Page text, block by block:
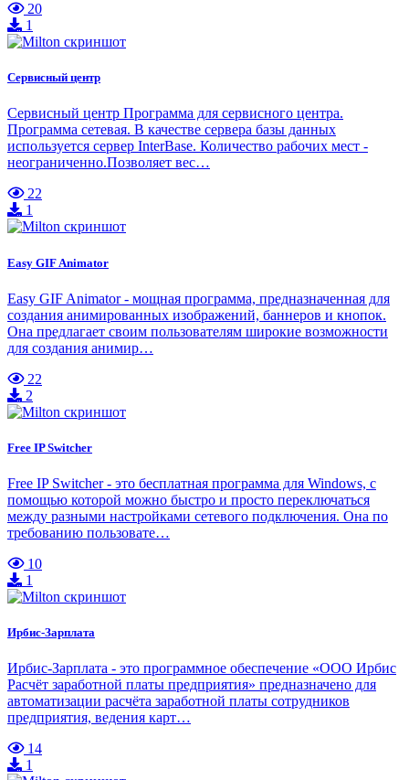
20
1
Сервисный центр
Сервисный центр Программа для сервисного центра.
Программа сетевая. В качестве сервера базы данных
используется сервер InterBase. Количество рабочих мест -
неограниченно.Позволяет вес…
22
1
Easy GIF Animator
Easy GIF Animator - мощная программа, предназначенная для
создания анимированных изображений, баннеров и кнопок.
Она предлагает своим пользователям широкие возможности
для создания анимир…
22
2
Free IP Switcher
Free IP Switcher - это бесплатная программа для Windows, с
помощью которой можно быстро и просто переключаться
между разными настройками сетевого подключения. Она по
требованию пользовате…
10
1
Ирбис-Зарплата
Ирбис-Зарплата - это программное обеспечение «ООО Ирбис
Расчёт заработной платы предприятия» предназначено для
автоматизации расчёта заработной платы сотрудников
предприятия, ведения карт…
14
1